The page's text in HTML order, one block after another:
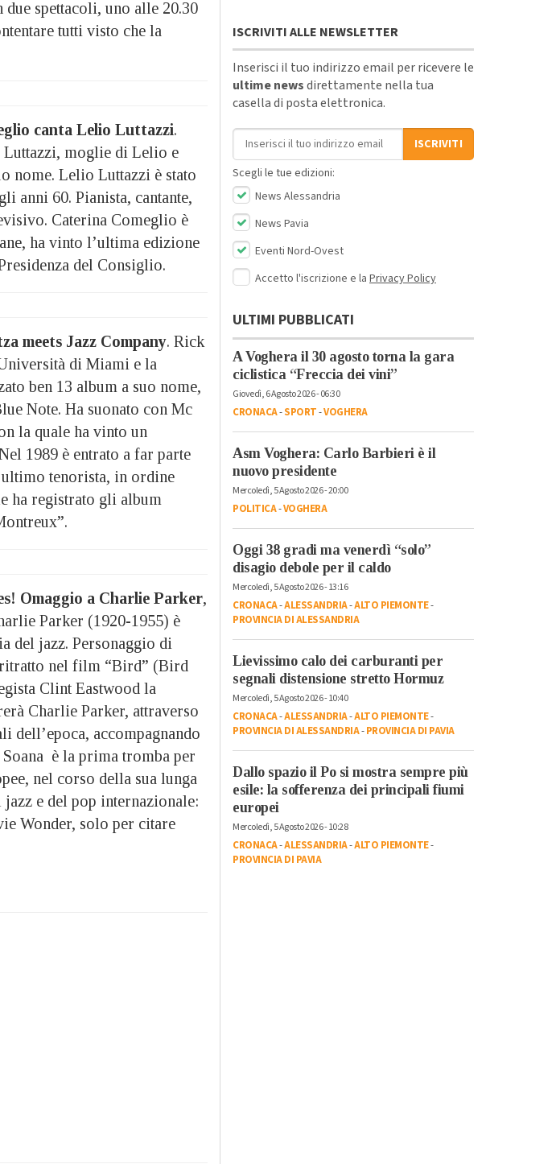
spettacoli, uno alle 20.30
tutti visto che la
canta Lelio Luttazzi.
Luttazzi, moglie di Lelio e
nome. Lelio Luttazzi è stato
anni 60. Pianista, cantante,
Caterina Comeglio è
ha vinto l’ultima edizione
del Consiglio.
meets Jazz Company. Rick
di Miami e la
ben 13 album a suo nome,
Note. Ha suonato con Mc
la quale ha vinto un
1989 è entrato a far parte
tenorista, in ordine
ha registrato gli album
Omaggio a Charlie Parker,
Parker (1920-1955) è
del jazz. Personaggio di
nel film “Bird” (Bird
Clint Eastwood la
Charlie Parker, attraverso
dell’epoca, accompagnando
è la prima tromba per
nel corso della sua lunga
e del pop internazionale:
Wonder, solo per citare
ISCRIVITI ALLE NEWSLETTER
Inserisci il tuo indirizzo email per ricevere le
ultime newsdirettamente nella tua
casella di posta elettronica.
Indirizzo email
ISCRIVITI
Scegli le tue edizioni:
News Alessandria
News Pavia
Eventi Nord-Ovest
Accetto l'iscrizione e la Privacy Policy
ULTIMI PUBBLICATI
A Voghera il 30 agosto torna la gara
ciclistica “Freccia dei vini”
Giovedì, 6 Agosto 2026 - 06:30
CRONACA-SPORT-VOGHERA
Asm Voghera: Carlo Barbieri è il
nuovo presidente
Mercoledì, 5 Agosto 2026 - 20:00
POLITICA-VOGHERA
Oggi 38 gradi ma venerdì “solo”
disagio debole per il caldo
Mercoledì, 5 Agosto 2026 - 13:16
CRONACA-ALESSANDRIA-ALTO PIEMONTE-
PROVINCIA DI ALESSANDRIA
Lievissimo calo dei carburanti per
segnali distensione stretto Hormuz
Mercoledì, 5 Agosto 2026 - 10:40
CRONACA-ALESSANDRIA-ALTO PIEMONTE-
PROVINCIA DI ALESSANDRIA-PROVINCIA DI PAVIA
Dallo spazio il Po si mostra sempre più
esile: la sofferenza dei principali fiumi
europei
Mercoledì, 5 Agosto 2026 - 10:28
CRONACA-ALESSANDRIA-ALTO PIEMONTE-
PROVINCIA DI PAVIA